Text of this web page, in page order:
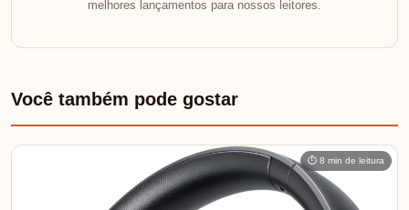
melhores lançamentos para nossos leitores.
Você também pode gostar
⏱ 8 min de leitura